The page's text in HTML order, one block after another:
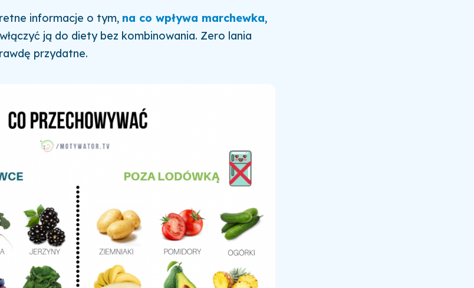
informacje o tym, na co wpływa marchewka,
ją do diety bez kombinowania. Zero lania
przydatne.